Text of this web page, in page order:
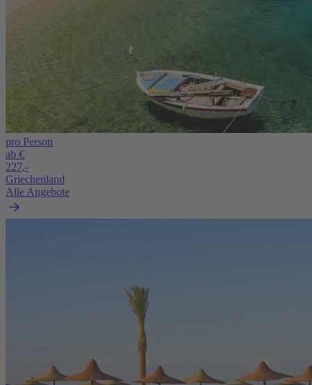
pro Person
ab €
227,-
Griechenland
Alle Angebote